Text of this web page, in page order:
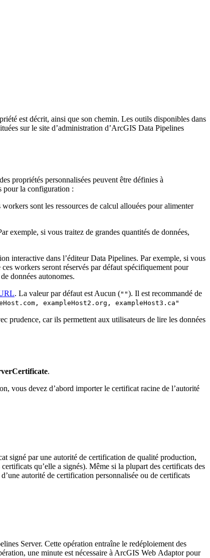
est décrit, ainsi que son chemin. Les outils disponibles dans
sur le site d’administration d’ArcGIS Data Pipelines
propriétés personnalisées peuvent être définies à
pour la configuration :
sont les ressources de calcul allouées pour alimenter
exemple, si vous traitez de grandes quantités de données,
interactive dans l’éditeur Data Pipelines. Par exemple, si vous
ces workers seront réservés par défaut spécifiquement pour
données autonomes.
. La valeur par défaut est Aucun (""). Il est recommandé de
exampleHost2.org, exampleHost3.ca"
prudence, car ils permettent aux utilisateurs de lire les données
.
vous devez d’abord importer le certificat racine de l’autorité
signé par une autorité de certification de qualité production,
qu’elle a signés). Même si la plupart des certificats des
autorité de certification personnalisée ou de certificats
Server. Cette opération entraîne le redéploiement des
une minute est nécessaire à ArcGIS Web Adaptor pour